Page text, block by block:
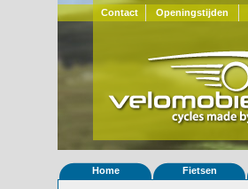
Contact Openingstijden
Home Fietsen